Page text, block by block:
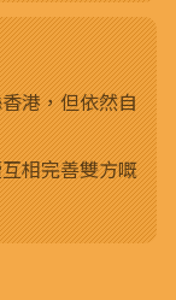
港，但依然自
相完善雙方嘅